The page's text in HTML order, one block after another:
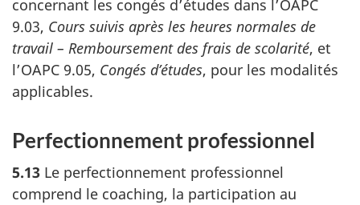
concernant les congés d’études dans l’OAPC
9.03, Cours suivis après les heures normales de
travail – Remboursement des frais de scolarité, et
l’OAPC 9.05, Congés d’études, pour les modalités
applicables.
Perfectionnement professionnel
5.13 Le perfectionnement professionnel
comprend le coaching, la participation au